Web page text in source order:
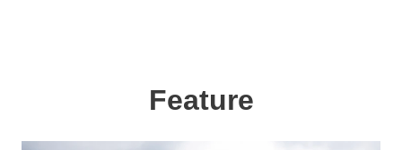
Feature